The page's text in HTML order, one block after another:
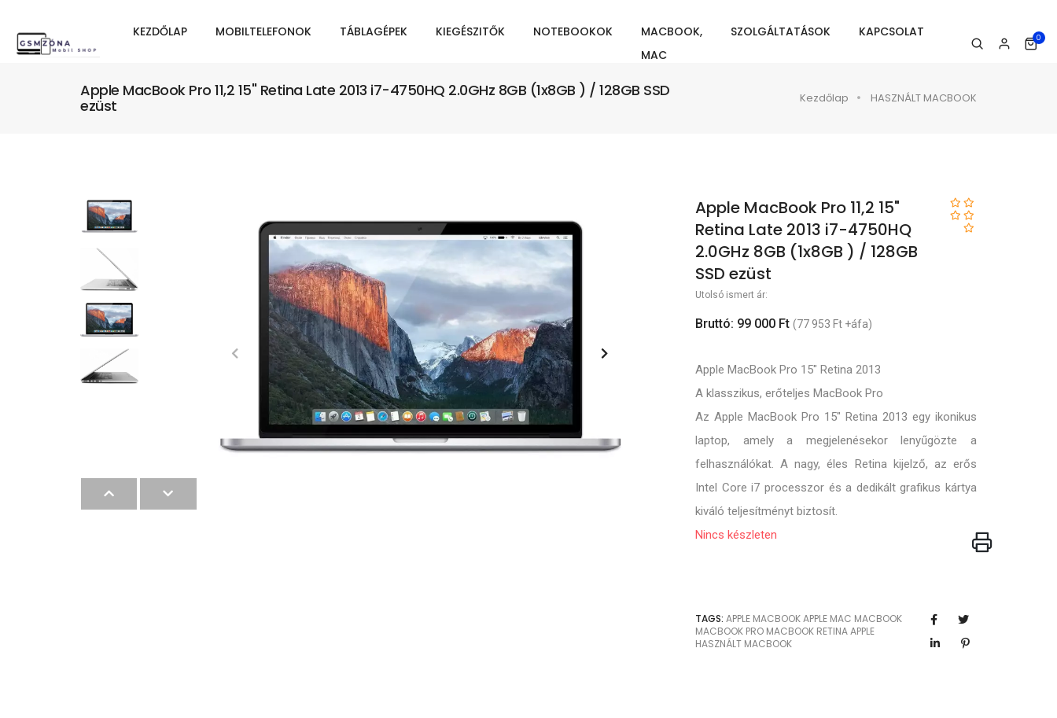
KEZDŐLAP MOBILTELEFONOK TÁBLAGÉPEK KIEGÉSZITŐK NOTEBOOKOK
MACBOOK,
MAC
SZOLGÁLTATÁSOK KAPCSOLAT 0
Apple MacBook Pro 11,2 15" Retina Late 2013 i7-4750HQ 2.0GHz 8GB (1x8GB ) / 128GB SSD
ezüst
Kezdőlap HASZNÁLT MACBOOK
Apple MacBook Pro 11,2 15"
Retina Late 2013 i7-4750HQ
2.0GHz 8GB (1x8GB ) / 128GB
SSD ezüst
Utolsó ismert ár:
Bruttó: 99 000 Ft (77 953 Ft +áfa)
Apple MacBook Pro 15" Retina 2013
A klasszikus, erőteljes MacBook Pro
Az Apple MacBook Pro 15" Retina 2013 egy ikonikus
laptop, amely a megjelenésekor lenyűgözte a
felhasználókat. A nagy, éles Retina kijelző, az erős
Intel Core i7 processzor és a dedikált grafikus kártya
kiváló teljesítményt biztosít.
Nincs készleten
TAGS: APPLE MACBOOKAPPLE MAC MACBOOK
MACBOOK PRO MACBOOK RETINAAPPLE
HASZNÁLT MACBOOK